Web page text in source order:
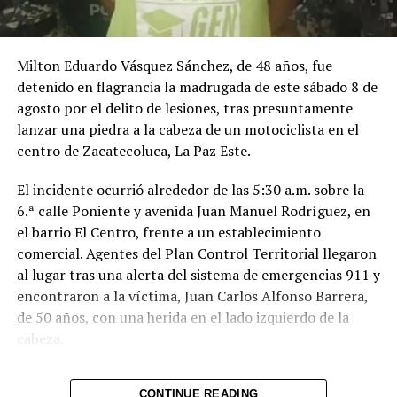
Milton Eduardo Vásquez Sánchez, de 48 años, fue
detenido en flagrancia la madrugada de este sábado 8 de
agosto por el delito de lesiones, tras presuntamente
lanzar una piedra a la cabeza de un motociclista en el
centro de Zacatecoluca, La Paz Este.
El incidente ocurrió alrededor de las 5:30 a.m. sobre la
6.ª calle Poniente y avenida Juan Manuel Rodríguez, en
el barrio El Centro, frente a un establecimiento
comercial. Agentes del Plan Control Territorial llegaron
al lugar tras una alerta del sistema de emergencias 911 y
encontraron a la víctima, Juan Carlos Alfonso Barrera,
de 50 años, con una herida en el lado izquierdo de la
cabeza.
Según el relato de testigos, el acusado tomó una piedra
CONTINUE READING